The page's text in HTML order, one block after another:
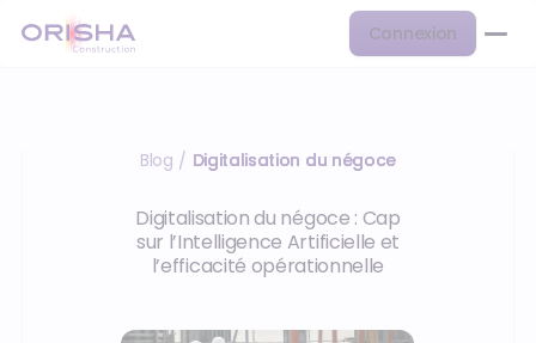
Connexion
Blog / Digitalisation du négoce
Digitalisation du négoce : Cap
sur l’Intelligence Artificielle et
l’efficacité opérationnelle